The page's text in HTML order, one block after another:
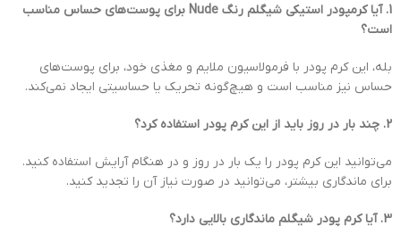
1. آیا کرمپودر استیکی شیگلم رنگ Nude برای پوست‌های حساس مناسب
است؟
بله، این کرم پودر با فرمولاسیون ملایم و مغذی خود، برای پوست‌های
حساس نیز مناسب است و هیچ‌گونه تحریک یا حساسیتی ایجاد نمی‌کند.
2. چند بار در روز باید از این کرم پودر استفاده کرد؟
می‌توانید این کرم پودر را یک بار در روز و در هنگام آرایش استفاده کنید.
برای ماندگاری بیشتر، می‌توانید در صورت نیاز آن را تجدید کنید.
3. آیا کرم پودر شیگلم ماندگاری بالایی دارد؟